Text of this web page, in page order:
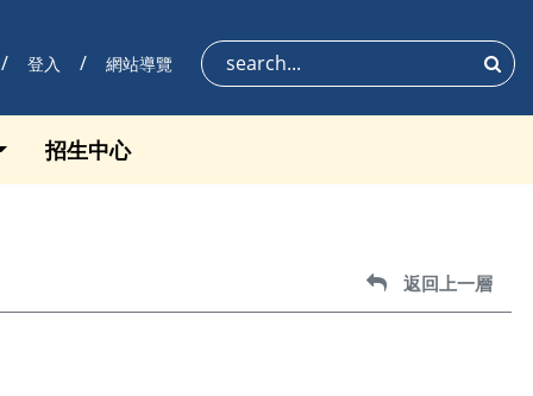
登入 網站導覽 搜尋
招生中心
返回上一層
返回上一層